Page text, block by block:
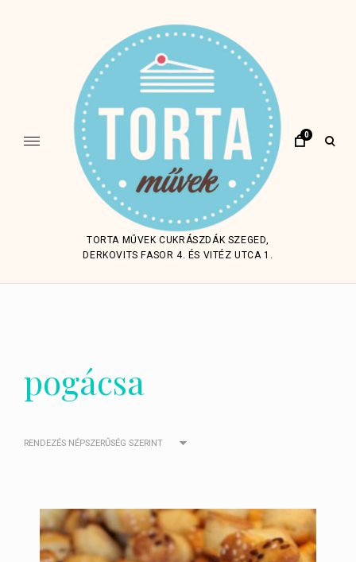
TORTA MŰVEK CUKRÁSZDÁK SZEGED,
DERKOVITS FASOR 4. ÉS VITÉZ UTCA 1.
0
open
pogácsa